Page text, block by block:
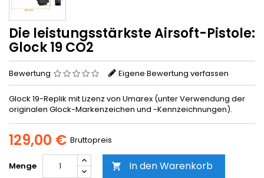
Die leistungsstärkste Airsoft-Pistole:
Glock 19 CO2
Bewertung Eigene Bewertung verfassen
Glock 19-Replik mit Lizenz von Umarex (unter Verwendung der
originalen Glock-Markenzeichen und -Kennzeichnungen).
129,00 € Bruttopreis
Menge  In den Warenkorb